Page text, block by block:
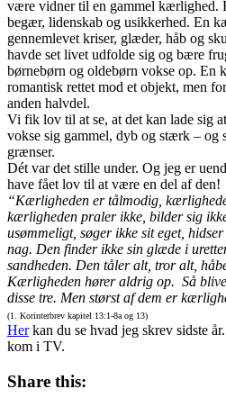
være vidner til en gammel kærlighed.
begær, lidenskab og usikkerhed. En
gennemlevet kriser, glæder, håb og
havde set livet udfolde sig og bære
børnebørn og oldebørn vokse op. En
romantisk rettet mod et objekt, men
anden halvdel.
Vi fik lov til at se, at det kan lade sig
vokse sig gammel, dyb og stærk – og
grænser.
Dét var det stille under. Og jeg er
have fået lov til at være en del af den!
“Kærligheden er tålmodig,
kærligheden praler ikke, bilder sig
usømmeligt, søger ikke sit eget,
nag. Den finder ikke sin glæde i
sandheden. Den tåler alt, tror alt,
Kærligheden hører aldrig op. Så
disse tre. Men størst af dem er
(1. Korinterbrev kapitel 13:1-8a og 13)
Herkan du se hvad jeg skrev sidste
kom i TV.
Share this: